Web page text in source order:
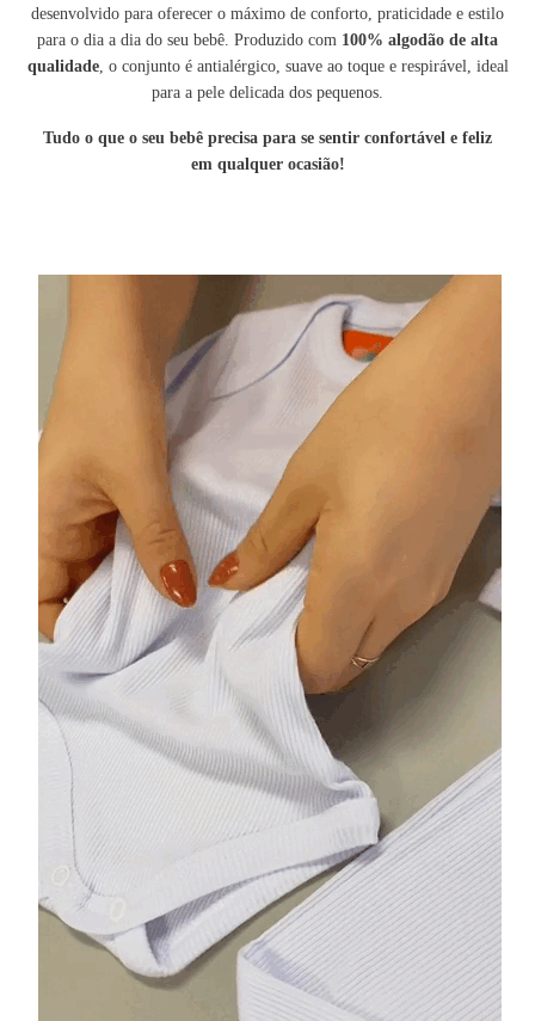
desenvolvido para oferecer o máximo de conforto, praticidade e estilo
para o dia a dia do seu bebê. Produzido com 100% algodão de alta
qualidade, o conjunto é antialérgico, suave ao toque e respirável, ideal
para a pele delicada dos pequenos.
Tudo o que o seu bebê precisa para se sentir confortável e feliz
em qualquer ocasião!